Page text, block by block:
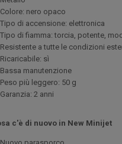
Colore: nero opaco
Tipo di accensione: elettronica
Tipo di fiamma: torcia, potente,
Resistente a tutte le condizioni
Ricaricabile: sì
Bassa manutenzione
Peso più leggero: 50 g
Garanzia: 2 anni
c'è di nuovo in New Minijet